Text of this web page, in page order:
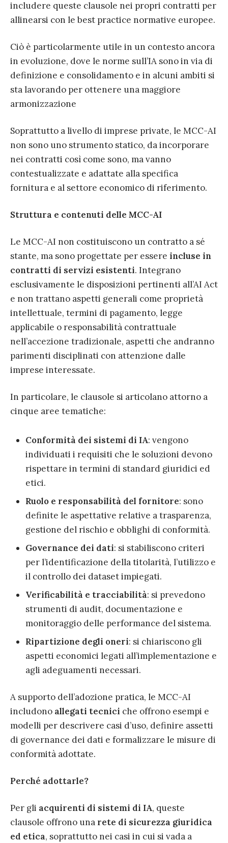
includere queste clausole nei propri contratti per
allinearsi con le best practice normative europee.
Ciò è particolarmente utile in un contesto ancora
in evoluzione, dove le norme sull’IA sono in via di
definizione e consolidamento e in alcuni ambiti si
sta lavorando per ottenere una maggiore
armonizzazione
Soprattutto a livello di imprese private, le MCC-AI
non sono uno strumento statico, da incorporare
nei contratti così come sono, ma vanno
contestualizzate e adattate alla specifica
fornitura e al settore economico di riferimento.
Struttura e contenuti delle MCC-AI
Le MCC-AI non costituiscono un contratto a sé
stante, ma sono progettate per essere incluse in
contratti di servizi esistenti. Integrano
esclusivamente le disposizioni pertinenti all’AI Act
e non trattano aspetti generali come proprietà
intellettuale, termini di pagamento, legge
applicabile o responsabilità contrattuale
nell’accezione tradizionale, aspetti che andranno
parimenti disciplinati con attenzione dalle
imprese interessate.
In particolare, le clausole si articolano attorno a
cinque aree tematiche:
Conformità dei sistemi di IA: vengono
individuati i requisiti che le soluzioni devono
rispettare in termini di standard giuridici ed
etici.
Ruolo e responsabilità del fornitore: sono
definite le aspettative relative a trasparenza,
gestione del rischio e obblighi di conformità.
Governance dei dati: si stabiliscono criteri
per l’identificazione della titolarità, l’utilizzo e
il controllo dei dataset impiegati.
Verificabilità e tracciabilità: si prevedono
strumenti di audit, documentazione e
monitoraggio delle performance del sistema.
Ripartizione degli oneri: si chiariscono gli
aspetti economici legati all’implementazione e
agli adeguamenti necessari.
A supporto dell’adozione pratica, le MCC-AI
includono allegati tecnici che offrono esempi e
modelli per descrivere casi d’uso, definire assetti
di governance dei dati e formalizzare le misure di
conformità adottate.
Perché adottarle?
Per gli acquirenti di sistemi di IA, queste
clausole offrono una rete di sicurezza giuridica
ed etica, soprattutto nei casi in cui si vada a